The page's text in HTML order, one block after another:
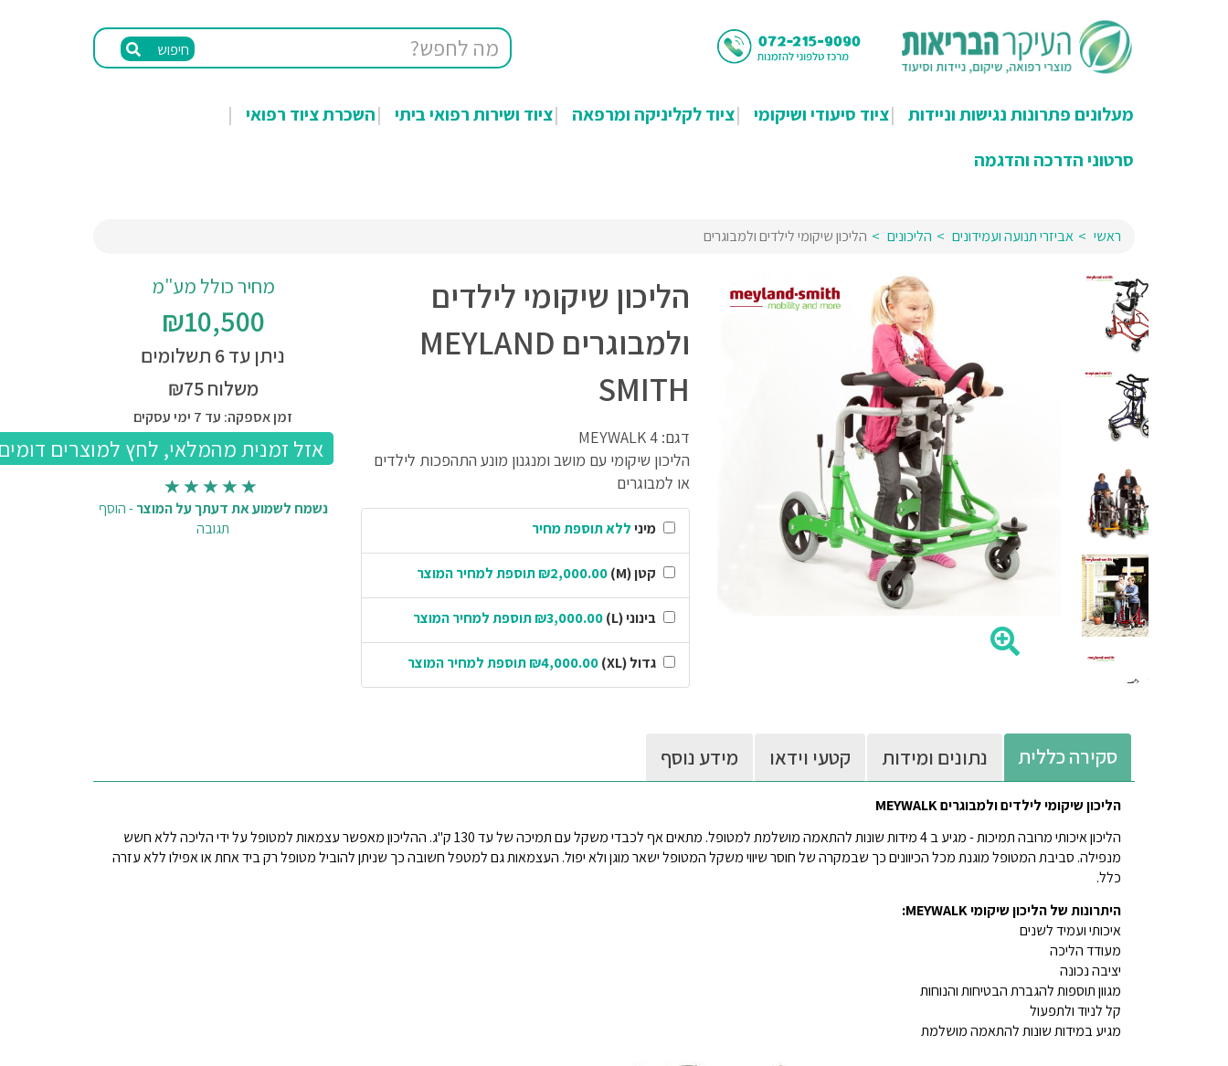
חיפוש
מעלונים פתרונות נגישות וניידות ציוד סיעודי ושיקומי ציוד לקליניקה ומרפאה ציוד ושירות רפואי ביתי
השכרת ציוד רפואי
סרטוני הדרכה והדגמה
ראשי אביזרי תנועה ועמידונים הליכונים הליכון שיקומי לילדים ולמבוגרים
הליכון שיקומי לילדים
ולמבוגרים MEYLAND
SMITH
דגם: MEYWALK 4
הליכון שיקומי עם מושב ומנגנון מונע התהפכות לילדים
או למבוגרים
מיניללא תוספת מחיר
קטן (M) ₪2,000.00 תוספת למחיר המוצר
בינוני (L) ₪3,000.00 תוספת למחיר המוצר
גדול (XL) ₪4,000.00 תוספת למחיר המוצר
מחיר כולל מע"מ
₪10,500
ניתן עד 6 תשלומים
משלוח ₪75
זמן אספקה: עד 7 ימי עסקים
נשמח לשמוע את דעתך על המוצר-הוסף
תגובה
סקירה כללית נתונים ומידות קטעי וידאו מידע נוסף
הליכון שיקומי לילדים ולמבוגרים MEYWALK
הליכון איכותי מרובה תמיכות - מגיע ב 4 מידות שונות להתאמה מושלמת למטופל. מתאים אף לכבדי משקל עם תמיכה של עד 130 ק"ג. ההליכון מאפשר עצמאות למטופל על ידי הליכה ללא חשש
מנפילה. סביבת המטופל מוגנת מכל הכיוונים כך שבמקרה של חוסר שיווי משקל המטופל ישאר מוגן ולא יפול. העצמאות גם למטפל חשובה כך שניתן להוביל מטופל רק ביד אחת או אפילו ללא עזרה
כלל.
היתרונות של הליכון שיקומי MEYWALK:
איכותי ועמיד לשנים
מעודד הליכה
יציבה נכונה
מגוון תוספות להגברת הבטיחות והנוחות
קל לניוד ולתפעול
מגיע במידות שונות להתאמה מושלמת